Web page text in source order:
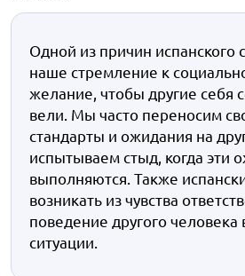
Одной из причин испанского
наше стремление к
желание, чтобы другие себя
вели. Мы часто переносим
стандарты и ожидания на
испытываем стыд, когда эти
выполняются. Также
возникать из чувства
поведение другого человека
ситуации.